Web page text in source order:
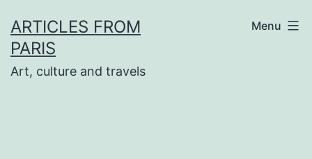
to
content
ARTICLES FROM
PARIS
Art, culture and travels
Menu